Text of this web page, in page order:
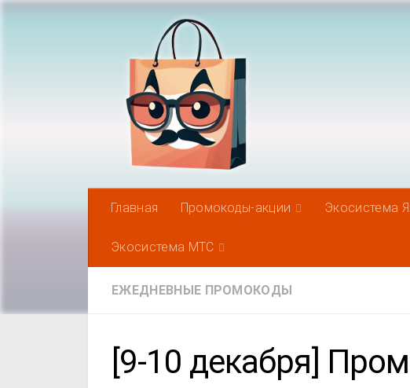
Главная Промокоды-акции Экосистема
Экосистема МТС
ЕЖЕДНЕВНЫЕ ПРОМОКОДЫ
[9-10 декабря]